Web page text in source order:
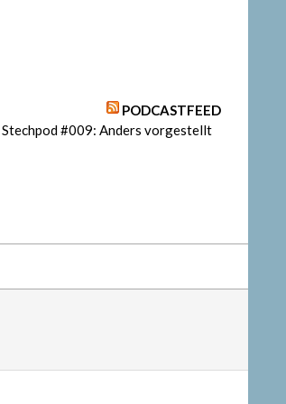
PODCASTFEED
Stechpod #009: Anders vorgestellt